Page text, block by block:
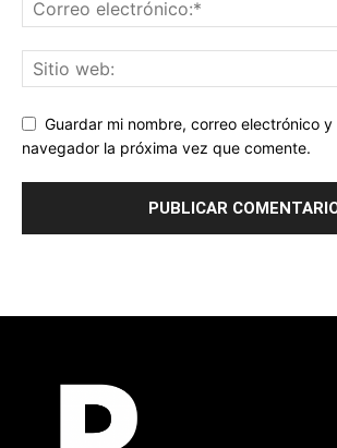
Guardar mi nombre, correo electrónico
navegador la próxima vez que comente.